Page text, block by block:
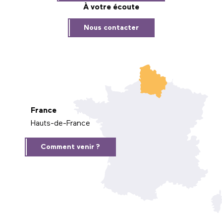
À votre écoute
Nous contacter
France
Hauts-de-France
Comment venir ?